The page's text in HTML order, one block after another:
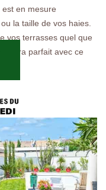
en mesure
la taille de vos haies.
vos terrasses quel que
sera parfait avec ce